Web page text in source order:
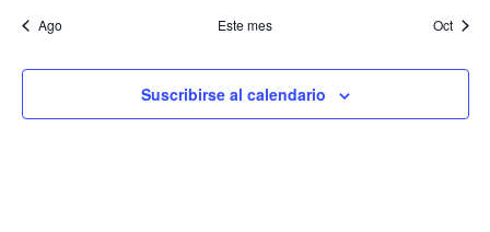
Ago Este mes Oct
Suscribirse al calendario